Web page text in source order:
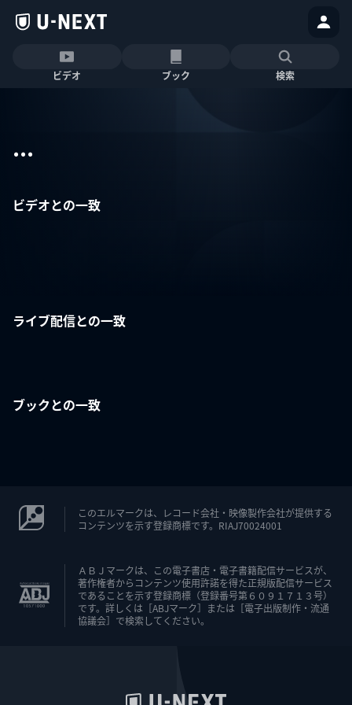
ビデオ ブック 検索
...
ビデオとの一致
ライブ配信との一致
ブックとの一致
このエルマークは、レコード会社・映像製作会社が提供する
コンテンツを示す登録商標です。RIAJ70024001
ＡＢＪマークは、この電子書店・電子書籍配信サービスが、
著作権者からコンテンツ使用許諾を得た正規版配信サービス
であることを示す登録商標（登録番号第６０９１７１３号）
です。詳しくは［ABJマーク］または［電子出版制作・流通
協議会］で検索してください。